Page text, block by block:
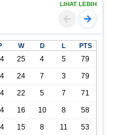
LIHAT LEBIH
W D L PTS
25 4 5
79
24 7 3
79
22 5 7
71
16 10 8
58
15 8 11
53